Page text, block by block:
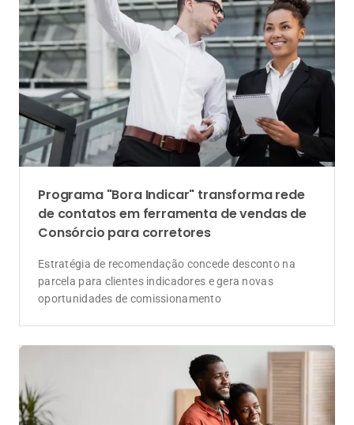
Programa "Bora Indicar" transforma rede
de contatos em ferramenta de vendas de
Consórcio para corretores
Estratégia de recomendação concede desconto na
parcela para clientes indicadores e gera novas
oportunidades de comissionamento